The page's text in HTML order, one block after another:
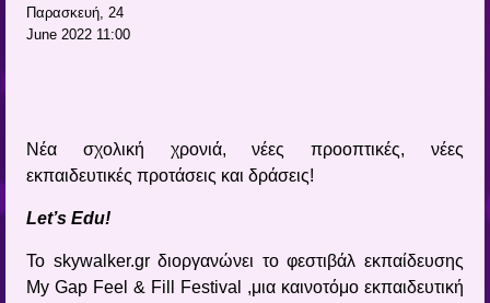
Παρασκευή, 24
June 2022 11:00
Νέα σχολική χρονιά, νέες προοπτικές, νέες
εκπαιδευτικές προτάσεις και δράσεις!
Let’s Edu!
Το skywalker.gr διοργανώνει το φεστιβάλ εκπαίδευσης
My Gap Feel & Fill Festival ,μια καινοτόμο εκπαιδευτική